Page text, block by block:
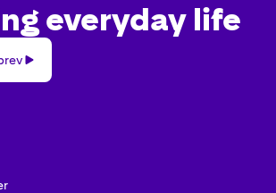
everyday life